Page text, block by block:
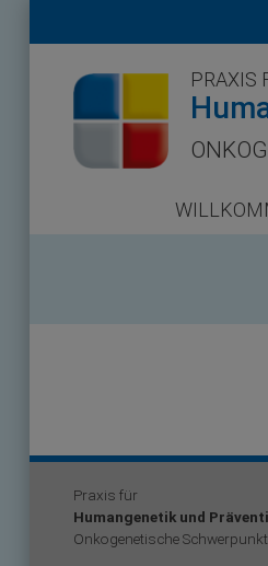
PRAXIS
Praxis für
Humangenetik und
Onkogenetische